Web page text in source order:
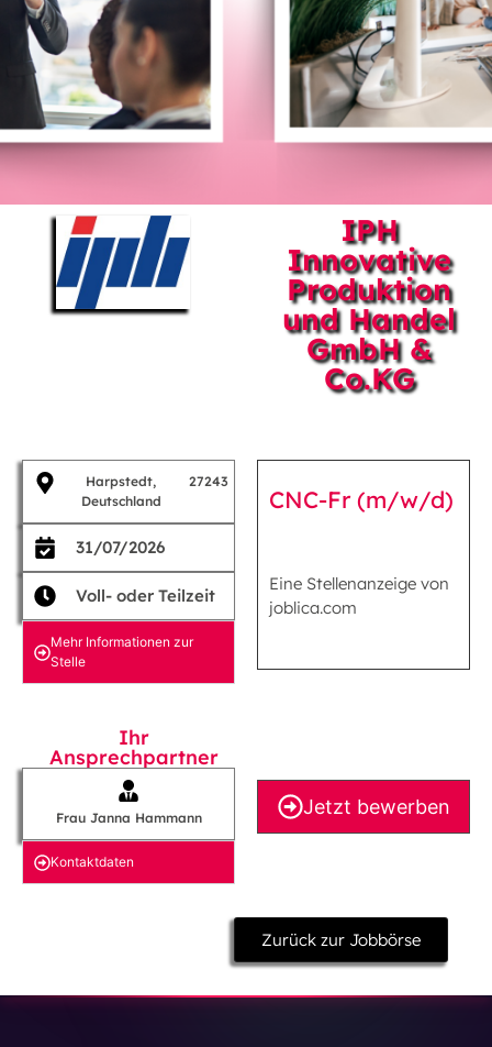
IPH
Innovative
Produktion
und Handel
GmbH &
Co.KG
Harpstedt,
Deutschland
27243
31/07/2026
Voll- oder Teilzeit
Mehr Informationen zur
Stelle
CNC-Fr (m/w/d)
Eine Stellenanzeige von
joblica.com
Ihr
Ansprechpartner
Frau Janna Hammann
Kontakt­daten
Jetzt bewerben
Zurück zur Jobbörse